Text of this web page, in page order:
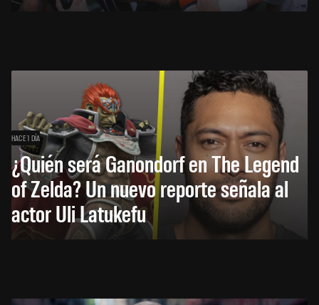
HACE 1 DÍA
¿Quién será Ganondorf en The Legend
of Zelda? Un nuevo reporte señala al
actor Uli Latukefu